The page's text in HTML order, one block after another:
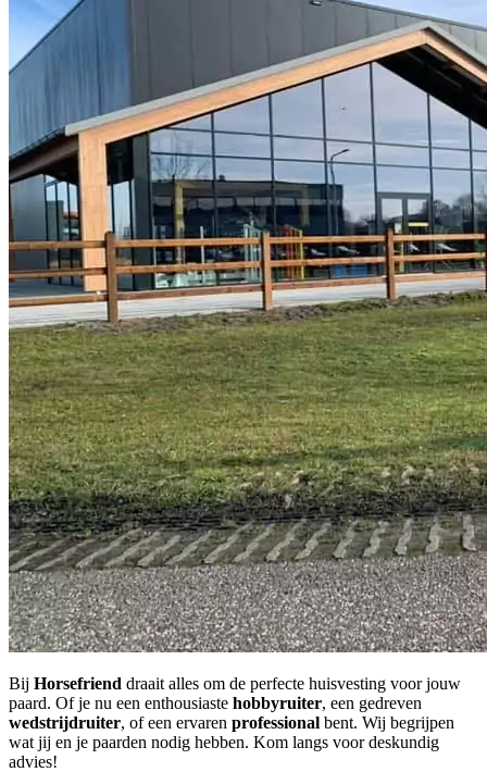
Bij Horsefriend draait alles om de perfecte huisvesting voor jouw
paard. Of je nu een enthousiaste hobbyruiter, een gedreven
wedstrijdruiter, of een ervaren professional bent. Wij begrijpen
wat jij en je paarden nodig hebben. Kom langs voor deskundig
advies!